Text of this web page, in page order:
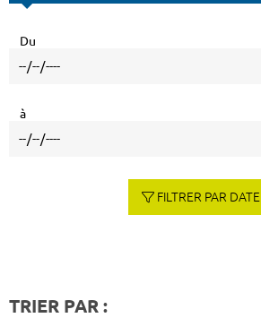
Du
à
FILTRER PAR DATE
TRIER PAR :